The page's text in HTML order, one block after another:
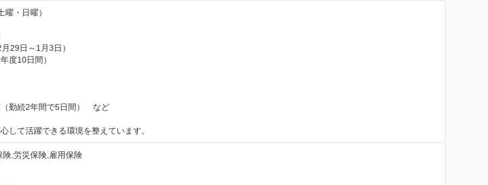
曜・日曜）
29日～1月3日）
度10日間）
勤続2年間で5日間）　など
して活躍できる環境を整えています。
,労災保険,雇用保険